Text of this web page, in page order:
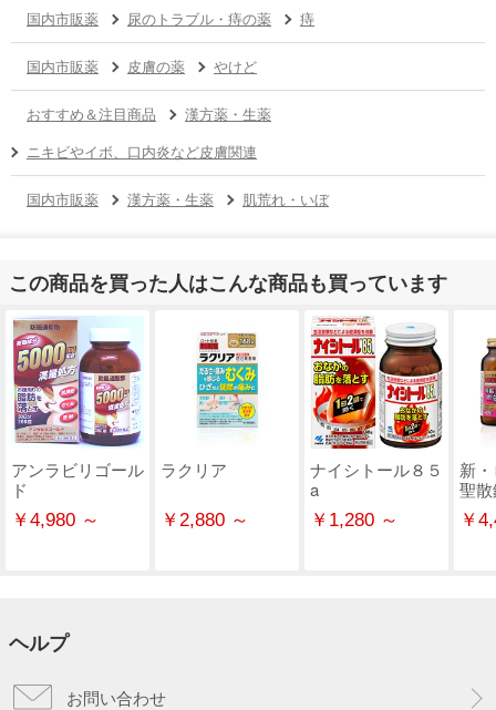
国内市販薬 尿のトラブル・痔の薬 痔
国内市販薬 皮膚の薬 やけど
おすすめ＆注目商品
漢方薬・生薬
ニキビやイボ、口内炎など皮膚関連
国内市販薬 漢方薬・生薬 肌荒れ・いぼ
この商品を買った人はこんな商品も買っています
アンラビリゴール
ド
￥4,980 ～
ラクリア
￥2,880 ～
ナイシトール８５
a
￥1,280 ～
新
聖
￥
ヘルプ
お問い合わせ